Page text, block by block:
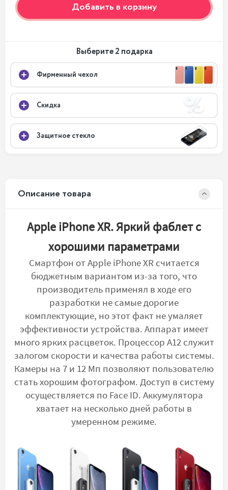
Добавить в корзину
Выберите 2 подарка
Фирменный чехол
Скидка
Защитное стекло
Описание товара
Apple iPhone XR. Яркий фаблет с
хорошими параметрами
Смартфон от Apple iPhone XR считается
бюджетным вариантом из-за того, что
производитель применял в ходе его
разработки не самые дорогие
комплектующие, но этот факт не умаляет
эффективности устройства. Аппарат имеет
много ярких расцветок. Процессор A12 служит
залогом скорости и качества работы системы.
Камеры на 7 и 12 Мп позволяют пользователю
стать хорошим фотографом. Доступ в систему
осуществляется по Face ID. Аккумулятора
хватает на несколько дней работы в
умеренном режиме.